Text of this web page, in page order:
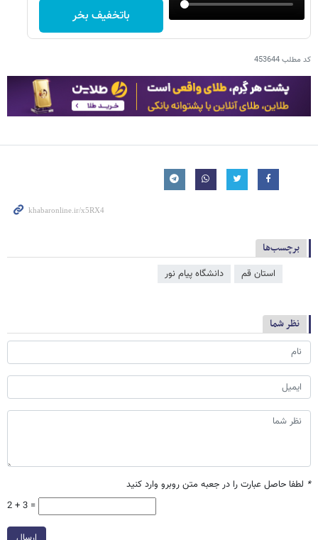
باتخفیف بخر
کد مطلب453644
برچسب‌ها
استان قم دانشگاه پیام نور
نظر شما
* لطفا حاصل عبارت را در جعبه متن روبرو وارد کنید
2 + 3 =